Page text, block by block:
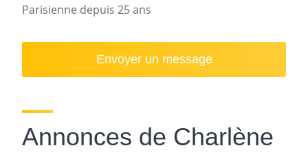
Parisienne depuis 25 ans
Envoyer un message
Annonces de Charlène